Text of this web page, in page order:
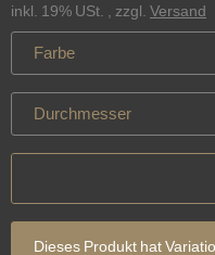
inkl. 19% USt. , zzgl. Versand
Farbe
Durchmesser
x
Dieses Produkt hat